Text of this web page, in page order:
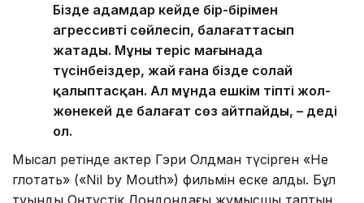
Бізде адамдар кейде бір-бірімен
агрессивті сөйлесіп, балағаттасып
жатады. Мұны теріс мағынада
түсінбеңіздер, жай ғана бізде солай
қалыптасқан. Ал мұнда ешкім тіпті жол-
жөнекей де балағат сөз айтпайды, – деді
ол.
Мысал ретінде актер Гэри Олдман түсірген «Не
глотать» («Nil by Mouth») фильмін еске алды. Бұл
туынды Оңтүстік Лондондағы жұмысшы таптың